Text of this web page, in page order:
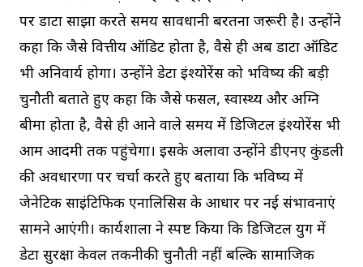
पर डाटा साझा करते समय सावधानी बरतना जरूरी है। उन्होंने
कहा कि जैसे वित्तीय ऑडिट होता है, वैसे ही अब डाटा ऑडिट
भी अनिवार्य होगा। उन्होंने डेटा इंश्योरेंस को भविष्य की बड़ी
चुनौती बताते हुए कहा कि जैसे फसल, स्वास्थ्य और अग्नि
बीमा होता है, वैसे ही आने वाले समय में डिजिटल इंश्योरेंस भी
आम आदमी तक पहुंचेगा। इसके अलावा उन्होंने डीएनए कुंडली
की अवधारणा पर चर्चा करते हुए बताया कि भविष्य में
जेनेटिक साइंटिफिक एनालिसिस के आधार पर नई संभावनाएं
सामने आएंगी। कार्यशाला ने स्पष्ट किया कि डिजिटल युग में
डेटा सुरक्षा केवल तकनीकी चुनौती नहीं बल्कि सामाजिक